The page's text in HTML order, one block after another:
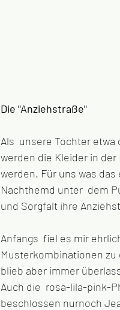
Die "Anziehstraße"
Als  unsere Tochter etwa
werden die Kleider in
werden. Für uns was
Nachthemd unter  dem
und Sorgfalt ihre
Anfangs  fiel es mir
Musterkombinationen zu
blieb aber immer
Auch die  rosa-lila-pink-
beschlossen nurnoch